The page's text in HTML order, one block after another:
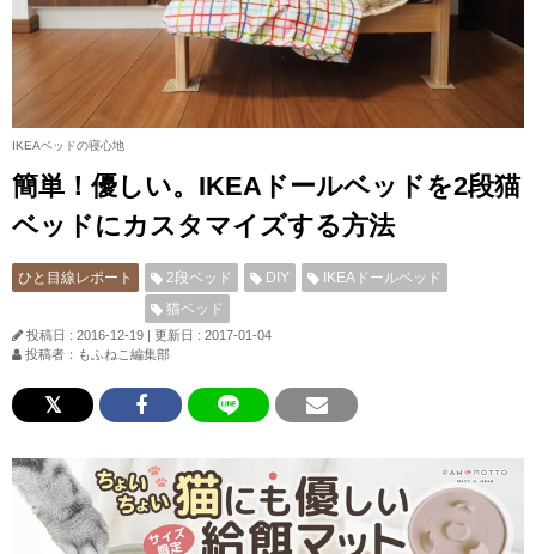
IKEAベッドの寝心地
簡単！優しい。IKEAドールベッドを2段猫
ベッドにカスタマイズする方法
ひと目線レポート 2段ベッド DIY
IKEAドールベッド
猫ベッド
投稿日 : 2016-12-19 | 更新日 : 2017-01-04
投稿者：もふねこ編集部